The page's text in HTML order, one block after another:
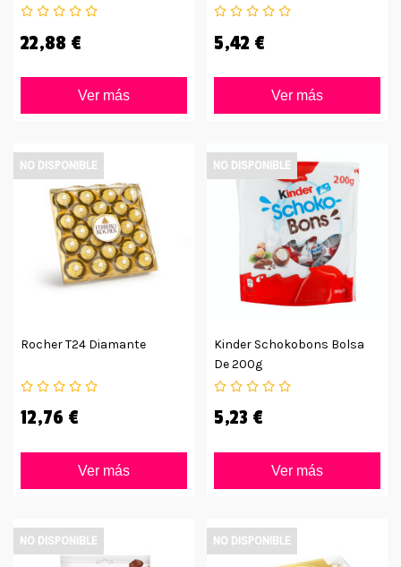
360g
22,88 €
Ver más
5,42 €
Ver más
Rocher T24 Diamante
12,76 €
Ver más
NO DISPONIBLE
Kinder Schokobons Bolsa
De 200g
5,23 €
Ver más
NO DISPONIBLE
NO DISPONIBLE NO DISPONIBLE